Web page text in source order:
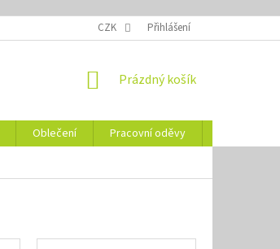
NÁVODY NA ÚDRŽBU
CZK Přihlášení
NÁKUPNÍ
Prázdný košík
Oblečení Pracovní oděvy